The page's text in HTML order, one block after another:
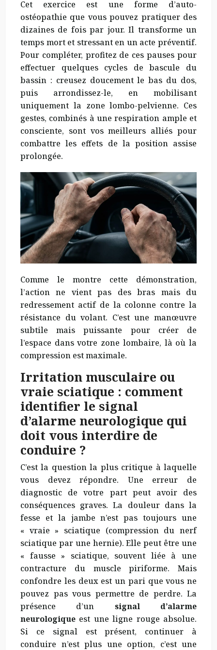
Cet exercice est une forme d’auto-
ostéopathie que vous pouvez pratiquer des
dizaines de fois par jour. Il transforme un
temps mort et stressant en un acte préventif.
Pour compléter, profitez de ces pauses pour
effectuer quelques cycles de bascule du
bassin : creusez doucement le bas du dos,
puis arrondissez-le, en mobilisant
uniquement la zone lombo-pelvienne. Ces
gestes, combinés à une respiration ample et
consciente, sont vos meilleurs alliés pour
combattre les effets de la position assise
prolongée.
Comme le montre cette démonstration,
l’action ne vient pas des bras mais du
redressement actif de la colonne contre la
résistance du volant. C’est une manœuvre
subtile mais puissante pour créer de
l’espace dans votre zone lombaire, là où la
compression est maximale.
Irritation musculaire ou
vraie sciatique : comment
identifier le signal
d’alarme neurologique qui
doit vous interdire de
conduire ?
C’est la question la plus critique à laquelle
vous devez répondre. Une erreur de
diagnostic de votre part peut avoir des
conséquences graves. La douleur dans la
fesse et la jambe n’est pas toujours une
« vraie » sciatique (compression du nerf
sciatique par une hernie). Elle peut être une
« fausse » sciatique, souvent liée à une
contracture du muscle piriforme. Mais
confondre les deux est un pari que vous ne
pouvez pas vous permettre de perdre. La
présence d’un signal d’alarme
neurologique est une ligne rouge absolue.
Si ce signal est présent, continuer à
conduire n’est plus une option, c’est une